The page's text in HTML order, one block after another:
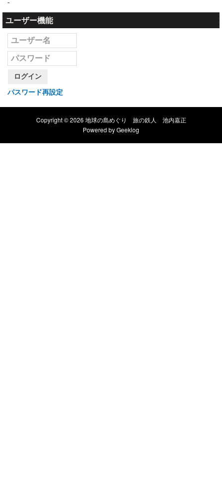
-
ユーザー機能
ログイン
パスワード再設定
Copyright © 2026 地球の島めぐり 旅の鉄人 池内嘉正
Powered byGeeklog